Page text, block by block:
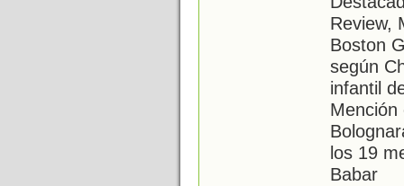
Review,
Boston
según
infantil
Mención
los 19
Babar